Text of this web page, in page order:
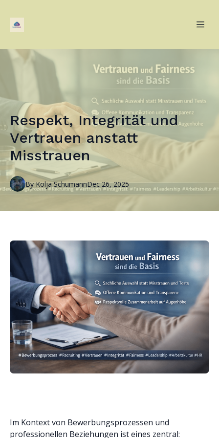
Respekt, Integrität und
Vertrauen anstatt
Misstrauen
Dec 26, 2025
By Kolja Schumann
Im Kontext von Bewerbungsprozessen und
professionellen Beziehungen ist eines zentral: